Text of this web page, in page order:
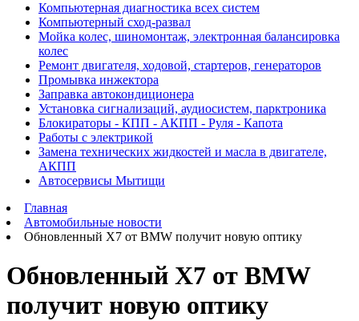
Компьютерная диагностика всех систем
Компьютерный сход-развал
Мойка колес, шиномонтаж, электронная балансировка
колес
Ремонт двигателя, ходовой, стартеров, генераторов
Промывка инжектора
Заправка автокондиционера
Установка сигнализаций, аудиосистем, парктроника
Блокираторы - КПП - АКПП - Руля - Капота
Работы с электрикой
Замена технических жидкостей и масла в двигателе,
АКПП
Автосервисы Мытищи
Главная
Автомобильные новости
Обновленный X7 от BMW получит новую оптику
Обновленный X7 от BMW
получит новую оптику